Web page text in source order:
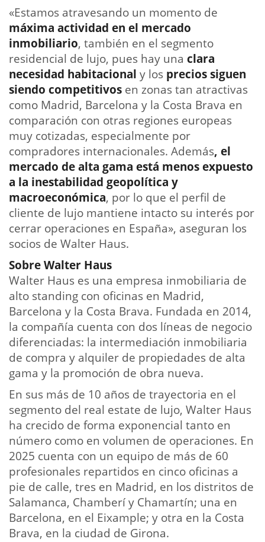
«Estamos atravesando un momento de
máxima actividad en el mercado
inmobiliario, también en el segmento
residencial de lujo, pues hay una clara
necesidad habitacional y los precios siguen
siendo competitivos en zonas tan atractivas
como Madrid, Barcelona y la Costa Brava en
comparación con otras regiones europeas
muy cotizadas, especialmente por
compradores internacionales. Además, el
mercado de alta gama está menos expuesto
a la inestabilidad geopolítica y
macroeconómica, por lo que el perfil de
cliente de lujo mantiene intacto su interés por
cerrar operaciones en España», aseguran los
socios de Walter Haus.
Sobre Walter Haus
Walter Haus es una empresa inmobiliaria de
alto standing con oficinas en Madrid,
Barcelona y la Costa Brava. Fundada en 2014,
la compañía cuenta con dos líneas de negocio
diferenciadas: la intermediación inmobiliaria
de compra y alquiler de propiedades de alta
gama y la promoción de obra nueva.
En sus más de 10 años de trayectoria en el
segmento del real estate de lujo, Walter Haus
ha crecido de forma exponencial tanto en
número como en volumen de operaciones. En
2025 cuenta con un equipo de más de 60
profesionales repartidos en cinco oficinas a
pie de calle, tres en Madrid, en los distritos de
Salamanca, Chamberí y Chamartín; una en
Barcelona, en el Eixample; y otra en la Costa
Brava, en la ciudad de Girona.